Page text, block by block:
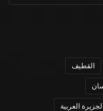
القطيف
العربية